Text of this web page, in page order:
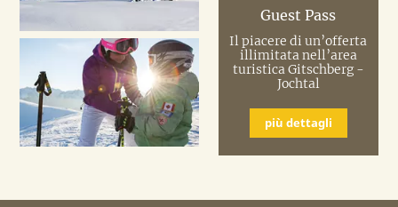
Guest Pass
Il piacere di un’offerta
illimitata nell’area
turistica Gitschberg -
Jochtal
più dettagli